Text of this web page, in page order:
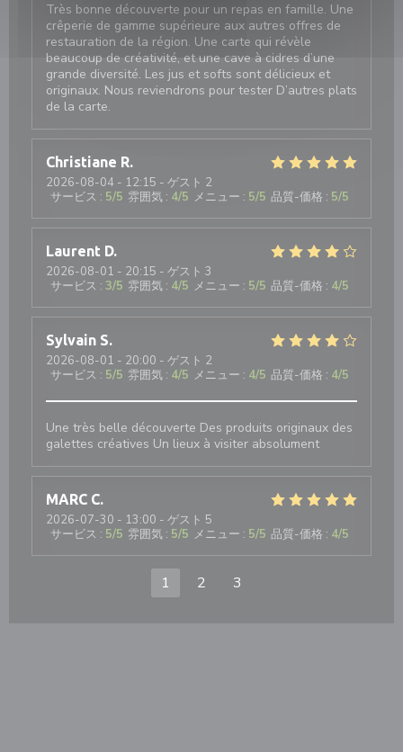
Très bonne découverte pour un repas en famille. Une
crêperie de gamme supérieure aux autres offres de
restauration de la région. Une carte qui révèle
beaucoup de créativité, et une cave à cidres d’une
grande diversité. Les jus et softs sont délicieux et
originaux. Nous reviendrons pour tester D’autres plats
de la carte.
Christiane R
2026-08-04 - 12:15 - ゲスト 2
サービス : 5/5 雰囲気 : 4/5 メニュー : 5/5 品質-価格 : 5/5
Laurent D
2026-08-01 - 20:15 - ゲスト 3
サービス : 3/5 雰囲気 : 4/5 メニュー : 5/5 品質-価格 : 4/5
Sylvain S
2026-08-01 - 20:00 - ゲスト 2
サービス : 5/5 雰囲気 : 4/5 メニュー : 4/5 品質-価格 : 4/5
Une très belle découverte Des produits originaux des
galettes créatives Un lieux à visiter absolument
MARC C
2026-07-30 - 13:00 - ゲスト 5
サービス : 5/5 雰囲気 : 5/5 メニュー : 5/5 品質-価格 : 4/5
1 2 3